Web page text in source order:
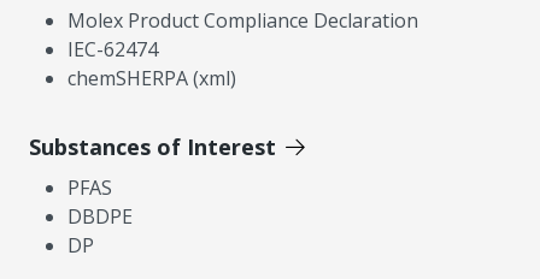
Molex Product Compliance Declaration
IEC-62474
chemSHERPA (xml)
Substances of Interest
PFAS
DBDPE
DP